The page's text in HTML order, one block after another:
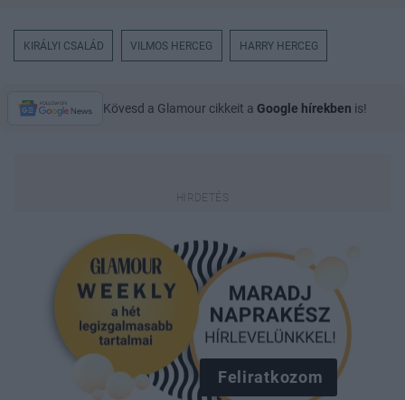
KIRÁLYI CSALÁD VILMOS HERCEG HARRY HERCEG
Kövesd a Glamour cikkeit a Google hírekben is!
Feliratkozom